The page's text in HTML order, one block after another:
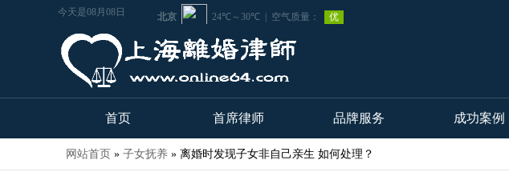
今天是08月08日
首页 首席律师 品牌服务 成功案例
网站首页 » 子女抚养 » 离婚时发现子女非自己亲生 如何处理？